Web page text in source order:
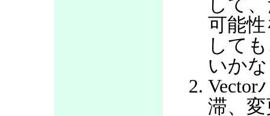
して
可能
して
いか
Vector
滞、